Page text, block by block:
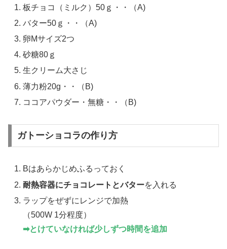
板チョコ（ミルク）50ｇ・・（A)
バター50ｇ・・（A)
卵Mサイズ2つ
砂糖80ｇ
生クリーム大さじ
薄力粉20g・・（B)
ココアパウダー・無糖・・（B)
ガトーショコラの作り方
Bはあらかじめふるっておく
耐熱容器にチョコレートとバターを入れる
ラップをぜずにレンジで加熱
（500W 1分程度）
➡︎とけていなければ少しずつ時間を追加